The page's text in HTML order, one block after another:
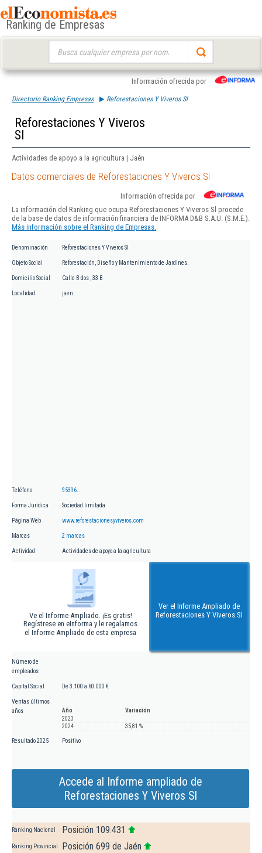
Ranking de Empresas
Información ofrecida por
Directorio Ranking Empresas Reforestaciones Y Viveros Sl
Reforestaciones Y Viveros
Sl
Actividades de apoyo a la agricultura | Jaén
Datos comerciales de Reforestaciones Y Viveros Sl
Información ofrecida por
La información del Ranking que ocupa Reforestaciones Y Viveros Sl procede
de la base de datos de información financiera de INFORMA D&B S.A.U. (S.M.E.).
Más información sobre el Ranking de Empresas.
Denominación Reforestaciones Y Viveros Sl
Objeto Social Reforestación, Diseño y Mantenimiento de Jardines.
Domicilio Social Calle B-dos , 33 B
Localidad jaen
Teléfono 95396...
Forma Jurídica Sociedad limitada
Página Web www.reforestacionesyviveros.com
Marcas 2 marcas
Actividad Actividades de apoyo a la agricultura
Ve el Informe Ampliado. ¡Es gratis!
Regístrese en eInforma y le regalamos
el Informe Ampliado de esta empresa
Ver el Informe Ampliado de
Reforestaciones Y Viveros Sl
Número de
empleados
Capital Social De 3.100 a 60.000 €
Ventas últimos
años
Año
Variación
2023
2024
35,81 %
Resultado 2025 Positivo
Accede al Informe ampliado de
Reforestaciones Y Viveros Sl
Ranking Nacional Posición 109.431
Ranking Provincial Posición 699 de Jaén